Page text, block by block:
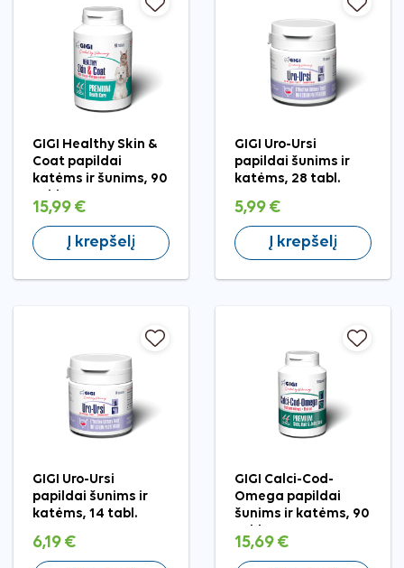
GIGI Healthy Skin &
Coat papildai
katėms ir šunims, 90
tabl.
15,99 €
Į krepšelį
GIGI Uro-Ursi
papildai šunims ir
katėms, 28 tabl.
5,99 €
Į krepšelį
GIGI Uro-Ursi
papildai šunims ir
katėms, 14 tabl.
6,19 €
GIGI Calci-Cod-
Omega papildai
šunims ir katėms, 90
15,69 €